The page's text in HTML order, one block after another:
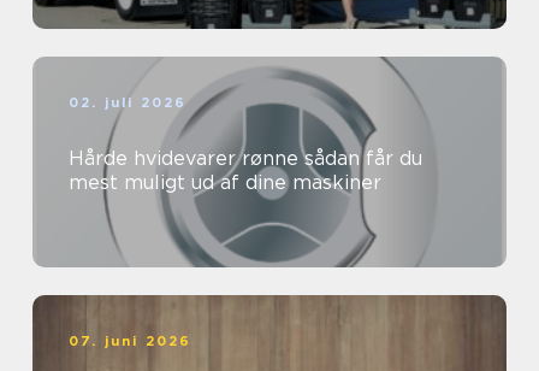
02. juli 2026
Hårde hvidevarer rønne sådan får du
mest muligt ud af dine maskiner
07. juni 2026